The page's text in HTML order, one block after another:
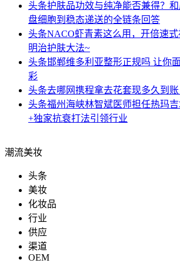
头条护肤品功效与纯净能否兼得？
盘细胞到稳态递送的全链条回答
头条NACO虾青素这么用，开倍速
明治护肤大法~
头条邯郸维多利亚整形正规吗 让你
彩
头条去哪网携程拿去花套现多久到
头条福州海峡林智斌医师担任热玛
+独家抗衰打法引领行业
潮流美妆
头条
美妆
化妆品
行业
供应
渠道
OEM